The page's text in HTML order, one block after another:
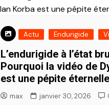
Actu Endurigide
L’endurigide à l’état
Pourquoi la vidéo de
est une pépite
max janvier 30, 2026